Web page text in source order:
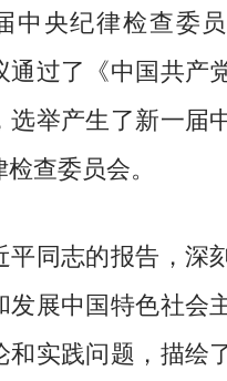
中央纪律检查委
通过了《中国共产
选举产生了新一届
查委员会。
同志的报告，深
发展中国特色社会
和实践问题，描绘